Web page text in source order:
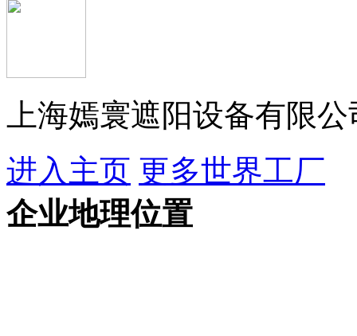
上海嫣寰遮阳设备有限公
进入主页 更多世界工厂
企业地理位置